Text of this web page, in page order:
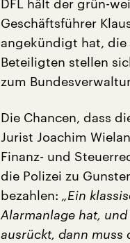
DFL hält der grün-
Geschäftsführer
angekündigt hat, die
Beteiligten stellen
zum
Die Chancen, dass
Jurist Joachim
Finanz- und
die Polizei zu
bezahlen: „Ein
Alarmanlage hat,
ausrückt, dann muss